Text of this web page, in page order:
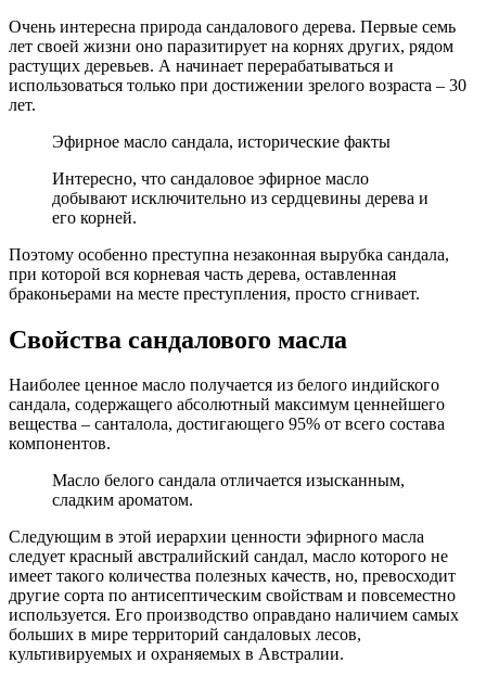
Очень интересна природа сандалового дерева. Первые семь
лет своей жизни оно паразитирует на корнях других, рядом
растущих деревьев. А начинает перерабатываться и
использоваться только при достижении зрелого возраста – 30
лет.
Эфирное масло сандала, исторические факты
Интересно, что сандаловое эфирное масло
добывают исключительно из сердцевины дерева и
его корней.
Поэтому особенно преступна незаконная вырубка сандала,
при которой вся корневая часть дерева, оставленная
браконьерами на месте преступления, просто сгнивает.
Свойства сандалового масла
Наиболее ценное масло получается из белого индийского
сандала, содержащего абсолютный максимум ценнейшего
вещества – санталола, достигающего 95% от всего состава
компонентов.
Масло белого сандала отличается изысканным,
сладким ароматом.
Следующим в этой иерархии ценности эфирного масла
следует красный австралийский сандал, масло которого не
имеет такого количества полезных качеств, но, превосходит
другие сорта по антисептическим свойствам и повсеместно
используется. Его производство оправдано наличием самых
больших в мире территорий сандаловых лесов,
культивируемых и охраняемых в Австралии.